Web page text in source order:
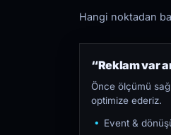
Hangi noktadan
“Reklam var
Önce ölçümü
optimize ederiz.
Event &